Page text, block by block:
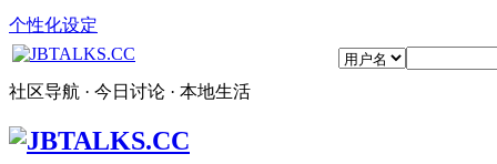
个性化设定
社区导航 · 今日讨论 · 本地生活